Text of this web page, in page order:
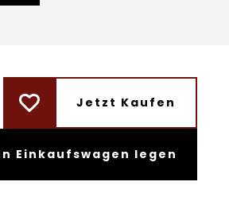
Jetzt Kaufen
Einkaufswagen legen